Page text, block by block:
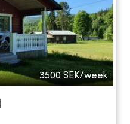
3500 SEK/week